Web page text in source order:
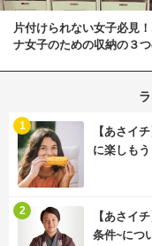
片付けられない女子必見
ナ女子のための収納の３
【あさイ
に楽しもう
1
【あさイ
条件~につ
2